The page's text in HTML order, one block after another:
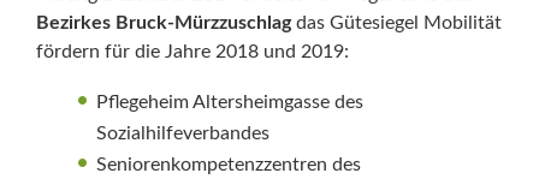
Bezirkes Bruck-Mürzzuschlagdas Gütesiegel Mobilität
fördern für die Jahre 2018 und 2019:
Pflegeheim Altersheimgasse des
Sozialhilfeverbandes
Seniorenkompetenzzentren des